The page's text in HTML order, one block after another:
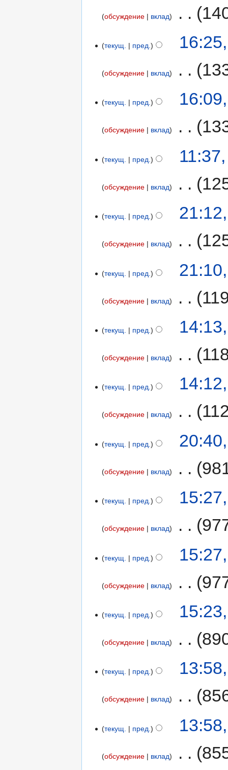
обсуждение вклад
текущ. пред.
обсуждение вклад
текущ. пред.
обсуждение вклад
текущ. пред.
обсуждение вклад
текущ. пред.
обсуждение вклад
текущ. пред.
обсуждение вклад
текущ. пред.
обсуждение вклад
текущ. пред.
обсуждение вклад
текущ. пред.
обсуждение вклад
текущ. пред.
обсуждение вклад
текущ. пред.
обсуждение вклад
текущ. пред.
обсуждение вклад
текущ. пред.
обсуждение вклад
текущ. пред.
обсуждение вклад